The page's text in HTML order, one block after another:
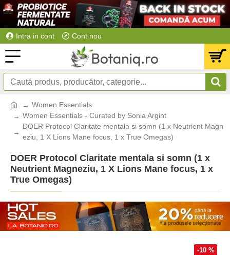
Intra in cont Cont nou
Women Essentials
Women Essentials - Curated by Sonia Argint
DOER Protocol Claritate mentala si somn (1 x Neutrient Magn
eziu, 1 X Lions Mane focus, 1 x True Omegas)
DOER Protocol Claritate mentala si somn (1 x
Neutrient Magneziu, 1 X Lions Mane focus, 1 x
True Omegas)
-10 %